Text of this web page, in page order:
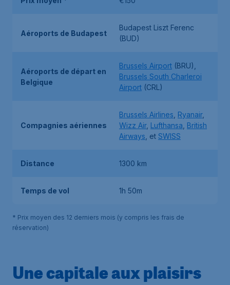
Aéroports de Budapest
Budapest Liszt Ferenc
(BUD)
Aéroports de départ en
Belgique
Brussels Airport (BRU),
Brussels South Charleroi
Airport (CRL)
Compagnies aériennes
Brussels Airlines Ryanair,
Wizz Air, Lufthansa British
Airways , et SWISS
Distance 1300 km
Temps de vol 1h 50m
* Prix moyen des 12 derniers mois (y compris les frais de
réservation)
Une capitale aux plaisirs